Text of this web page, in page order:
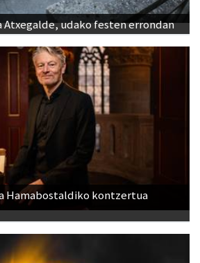
udako festen errondan
Hamabostaldiko kontzertua